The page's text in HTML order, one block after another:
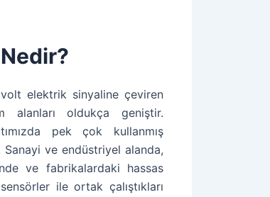
elektrik sinyaline çeviren
alanları oldukça geniştir.
pek çok kullanmış
ve endüstriyel alanda,
ve fabrikalardaki hassas
ile ortak çalıştıkları